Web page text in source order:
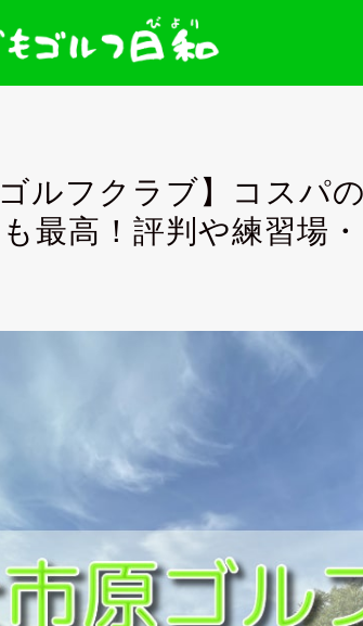
ゴルフクラブ】コスパ
最高！評判や練習場